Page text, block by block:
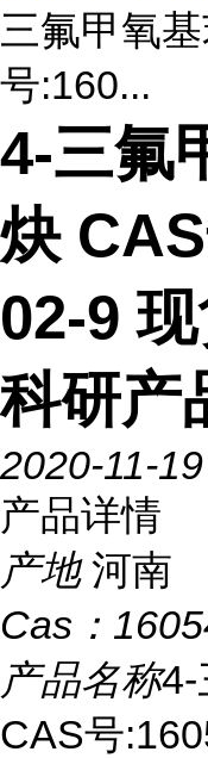
三氟甲氧
号:160...
4-三氟
炔
02-9
科研产
2020-11-19
产品详情
产地 河南
Cas：
产品名称4-
CAS号